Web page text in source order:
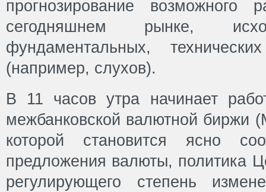
прогнозирование возможного
сегодняшнем рынке,
фундаментальных,
(например, слухов).
В 11 часов утра начинает
межбанковской валютной биржи
которой становится ясно
предложения валюты, политика
регулирующего степень